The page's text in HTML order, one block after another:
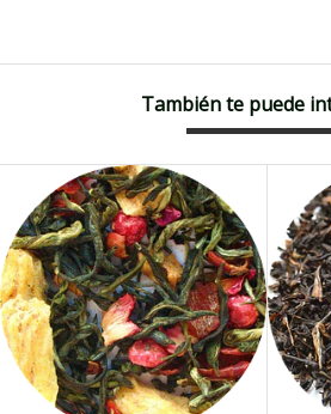
También te puede